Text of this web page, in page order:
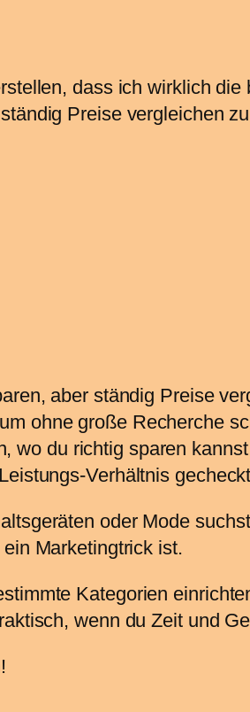
dass ich wirklich
Preise vergleichen
aber ständig Preise
ohne große Recherche
wo du richtig sparen
Verhältnis
oder Mode
Marketingtrick ist.
Kategorien
wenn du Zeit und